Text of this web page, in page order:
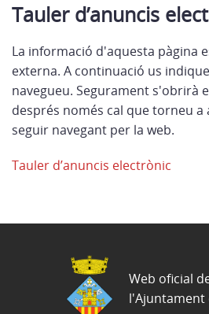
Tauler d’anuncis
La informació d'aquesta pàgina
externa. A continuació us
navegueu. Segurament s'obrirà
després només cal que torneu
seguir navegant per la web.
Tauler d’anuncis electrònic
Web oficial
l'Ajuntament